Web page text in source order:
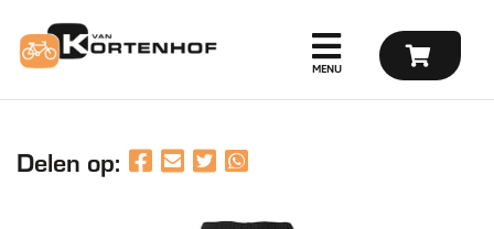
Delen op: